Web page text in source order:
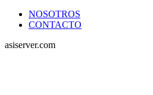
NOSOTROS
CONTACTO
asiserver.com